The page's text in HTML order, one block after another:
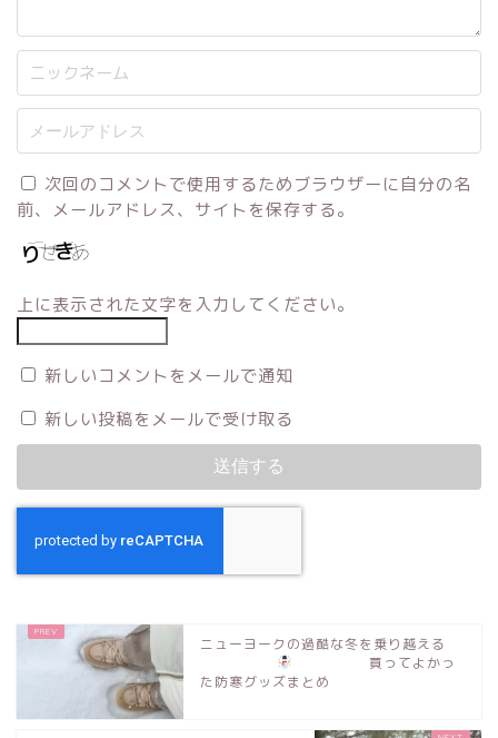
次回のコメントで使用するためブラウザーに自分の名
前、メールアドレス、サイトを保存する。
上に表示された文字を入力してください。
新しいコメントをメールで通知
新しい投稿をメールで受け取る
ニューヨークの過酷な冬を乗り越える
買ってよかっ
た防寒グッズまとめ